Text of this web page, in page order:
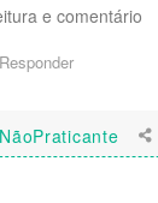
e comentário
Responder